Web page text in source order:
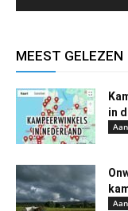
MEEST GELEZEN
in